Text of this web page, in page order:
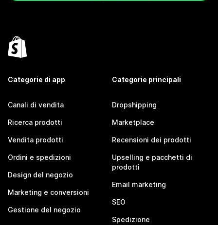
Categorie di app
Canali di vendita
Ricerca prodotti
Vendita prodotti
Ordini e spedizioni
Design del negozio
Marketing e conversioni
Gestione del negozio
Categorie principali
Dropshipping
Marketplace
Recensioni dei prodotti
Upselling e pacchetti di
prodotti
Email marketing
SEO
Spedizione